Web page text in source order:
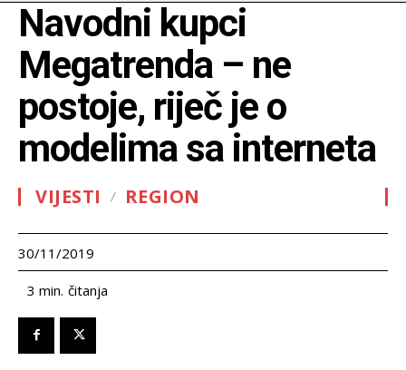
Navodni kupci
Megatrenda – ne
postoje, riječ je o
modelima sa interneta
VIJESTI REGION
30/11/2019
3 min. čitanja